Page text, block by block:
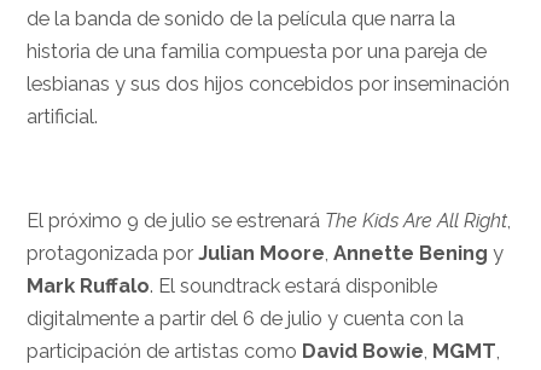
de la banda de sonido de la película que narra la
historia de una familia compuesta por una pareja de
lesbianas y sus dos hijos concebidos por inseminación
artificial.
El próximo 9 de julio se estrenará The Kids Are All Right,
protagonizada porJulian Moore,Annette Bening y
Mark Ruffalo. El soundtrack estará disponible
digitalmente a partir del 6 de julio y cuenta con la
participación de artistas como David Bowie, MGMT,